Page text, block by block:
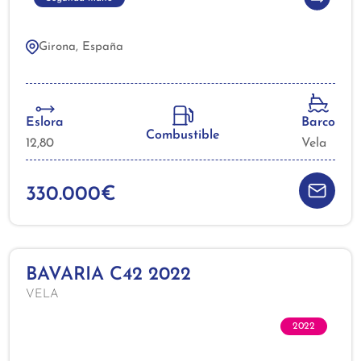
Girona, España
330.000€
Eslora
12,80
Combustible
Barco
Vela
2022
BAVARIA C42 2022
VELA